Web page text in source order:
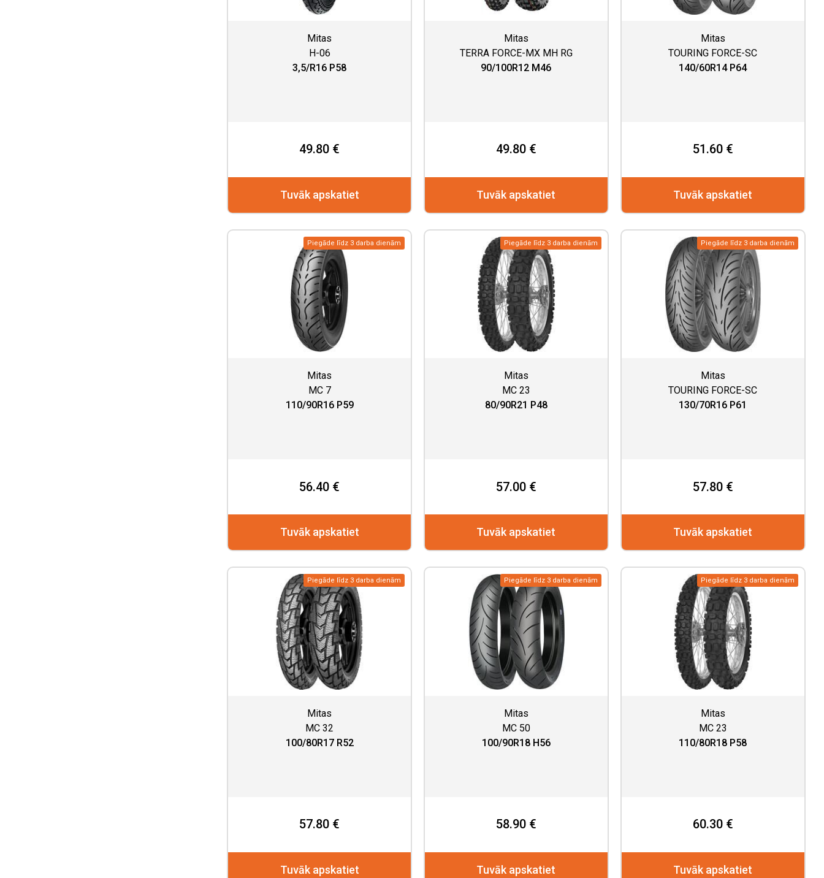
Mitas
H-06
3,5/R16 P58
49.80 €
Tuvāk apskatiet
Mitas
TERRA FORCE-MX MH RG
90/100R12 M46
49.80 €
Tuvāk apskatiet
Mitas
TOURING FORCE-SC
140/60R14 P64
51.60 €
Tuvāk apskatiet
Piegāde līdz 3 darba dienām
Mitas
MC 7
110/90R16 P59
56.40 €
Tuvāk apskatiet
Piegāde līdz 3 darba dienām
Mitas
MC 23
80/90R21 P48
57.00 €
Tuvāk apskatiet
Piegāde līdz 3 darba dienām
Mitas
TOURING FORCE-SC
130/70R16 P61
57.80 €
Tuvāk apskatiet
Piegāde līdz 3 darba dienām
Mitas
MC 32
100/80R17 R52
57.80 €
Tuvāk apskatiet
Piegāde līdz 3 darba dienām
Mitas
MC 50
100/90R18 H56
58.90 €
Tuvāk apskatiet
Piegāde līdz 3 darba dienām
Mitas
MC 23
110/80R18 P58
60.30 €
Tuvāk apskatiet